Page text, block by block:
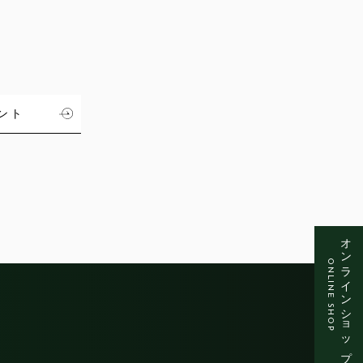
オンラインショップ
ONLINE SHOP
ト